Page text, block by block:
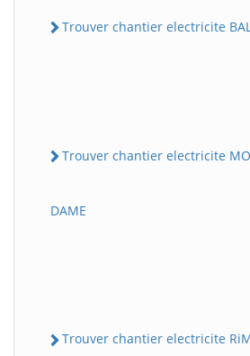
Trouver chantier electricite
Trouver chantier electricite
DAME
Trouver chantier electricite